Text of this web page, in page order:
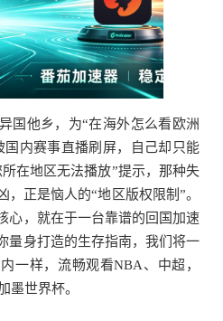
国他乡，为“在海外怎么看欧洲
国内赛事直播刷屏，自己却只能
在地区无法播放”提示，那种失
正是恼人的“地区版权限制”。
心，就在于一台靠谱的回国加速
量身打造的生存指南，我们将一
一样，流畅观看NBA、中超，
墨世界杯。